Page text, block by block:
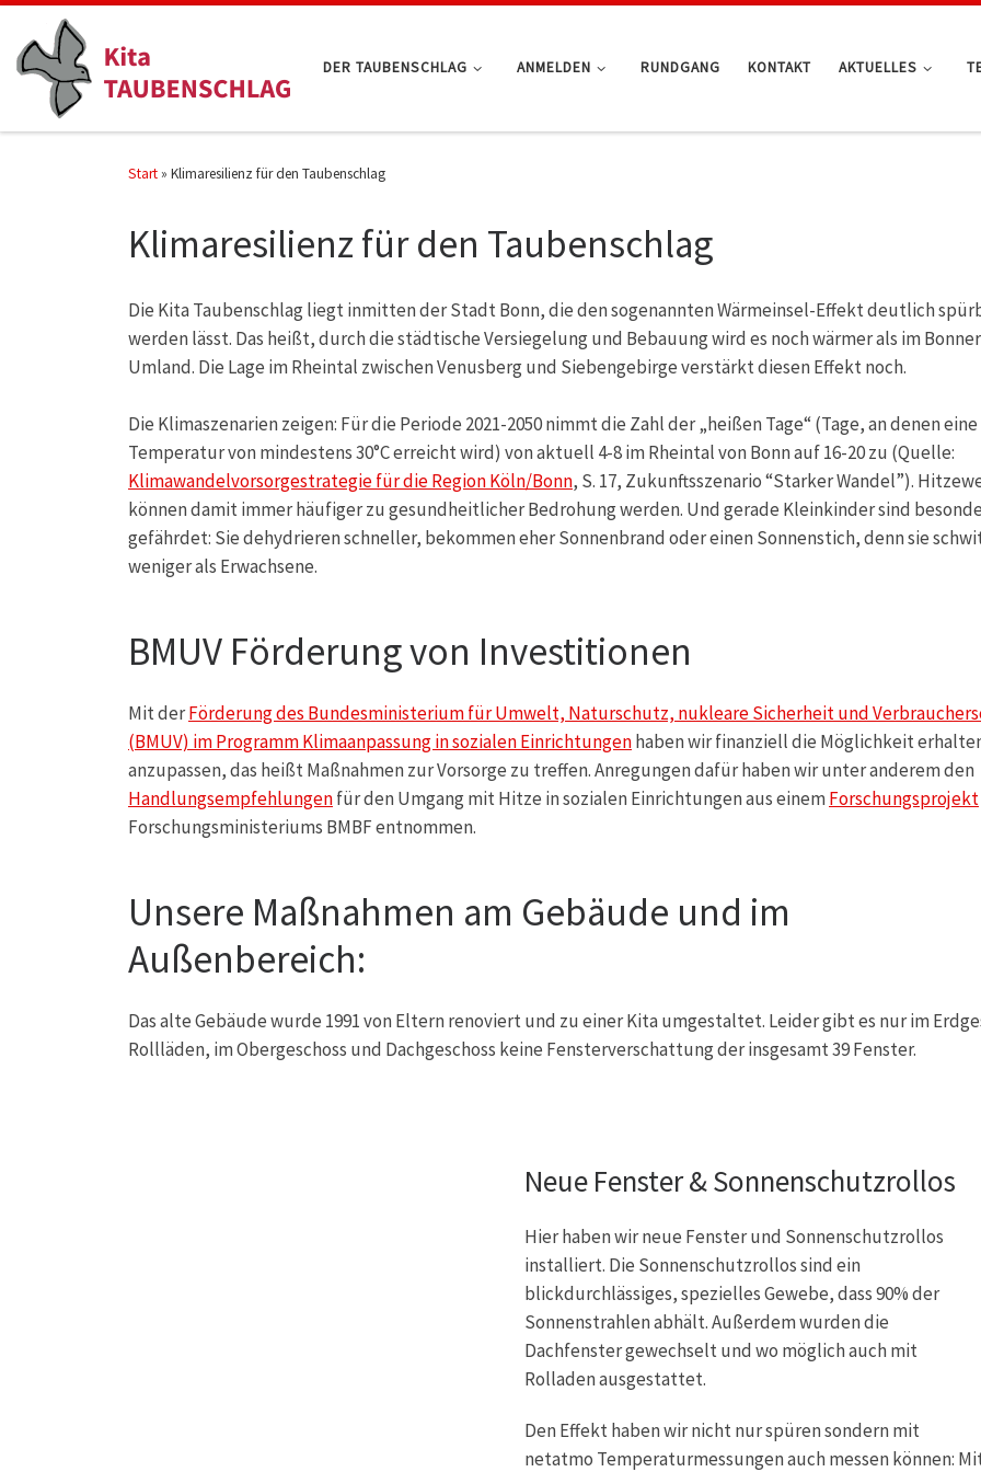
Zum Inhalt springen
DER TAUBENSCHLAG ANMELDEN RUNDGANG KONTAKT AKTUELLES
Start » Klimaresilienz für den Taubenschlag
Klimaresilienz für den Taubenschlag
Die Kita Taubenschlag liegt inmitten der Stadt Bonn, die den sogenannten Wärmeinsel-Effekt deutlich
werden lässt. Das heißt, durch die städtische Versiegelung und Bebauung wird es noch wärmer als im Bonner
Umland. Die Lage im Rheintal zwischen Venusberg und Siebengebirge verstärkt diesen Effekt noch.
Die Klimaszenarien zeigen: Für die Periode 2021-2050 nimmt die Zahl der „heißen Tage“ (Tage, an denen eine
Temperatur von mindestens 30°C erreicht wird) von aktuell 4-8 im Rheintal von Bonn auf 16-20 zu (Quelle:
Klimawandelvorsorgestrategie für die Region Köln/Bonn, S. 17, Zukunftsszenario “Starker Wandel”).
können damit immer häufiger zu gesundheitlicher Bedrohung werden. Und gerade Kleinkinder sind
gefährdet: Sie dehydrieren schneller, bekommen eher Sonnenbrand oder einen Sonnenstich, denn sie
weniger als Erwachsene.
BMUV Förderung von Investitionen
Mit derFörderung des Bundesministerium für Umwelt, Naturschutz, nukleare Sicherheit und
(BMUV) im Programm Klimaanpassung in sozialen Einrichtungenhaben wir finanziell die Möglichkeit
anzupassen, das heißt Maßnahmen zur Vorsorge zu treffen. Anregungen dafür haben wir unter anderem den
Handlungsempfehlungenfür den Umgang mit Hitze in sozialen Einrichtungen aus einemForschungsprojekt
Forschungsministeriums BMBF entnommen.
Unsere Maßnahmen am Gebäude und im
Außenbereich:
Das alte Gebäude wurde 1991 von Eltern renoviert und zu einer Kita umgestaltet. Leider gibt es nur im
Rollläden, im Obergeschoss und Dachgeschoss keine Fensterverschattung der insgesamt 39 Fenster.
Neue Fenster & Sonnenschutzrollos
Hier haben wir neue Fenster und Sonnenschutzrollos
installiert. Die Sonnenschutzrollos sind ein
blickdurchlässiges, spezielles Gewebe, dass 90% der
Sonnenstrahlen abhält. Außerdem wurden die
Dachfenster gewechselt und wo möglich auch mit
Rolladen ausgestattet.
Den Effekt haben wir nicht nur spüren sondern mit
netatmo Temperaturmessungen auch messen können: